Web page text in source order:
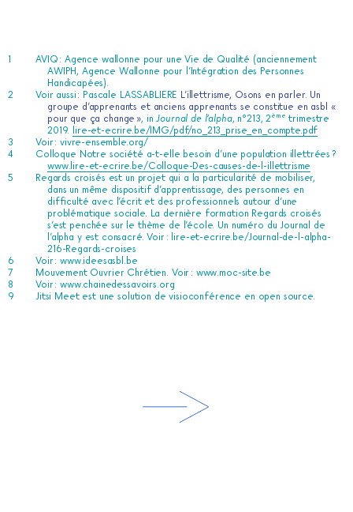
AVIQ : Agence wallonne pour une Vie de Qualité (anciennement
AWIPH, Agence Wallonne pour l’Intégration des Personnes
Handicapées).
Voir aussi : Pascale LASSABLIERE L’illettrisme, Osons en parler. Un
groupe d’apprenants et anciens apprenants se constitue en asbl «
pour que ça change », inJournal de l’alpha, n°213, 2ème trimestre
2019. lire-et-ecrire.be/IMG/pdf/no_213_prise_en_compte.pdf
Voir : vivre-ensemble.org/
Colloque Notre société a-t-elle besoin d’une population illettrées ?
www.lire-et-ecrire.be/Colloque-Des-causes-de-l-illettrisme
Regards croisés est un projet qui a la particularité de mobiliser,
dans un même dispositif d’apprentissage, des personnes en
difficulté avec l’écrit et des professionnels autour d’une
problématique sociale. La dernière formation Regards croisés
s’est penchée sur le thème de l’école. Un numéro du Journal de
l’alpha y est consacré. Voir : lire-et-ecrire.be/Journal-de-l-alpha-
216-Regards-croises
Voir : www.ideesasbl.be
Mouvement Ouvrier Chrétien. Voir : www.moc-site.be
Voir : www.chainedessavoirs.org
Jitsi Meet est une solution de visioconférence en open source.